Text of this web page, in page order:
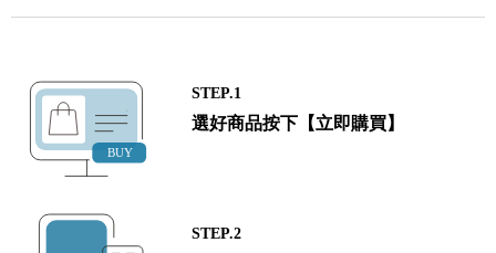
STEP.1
選好商品按下【立即購買】
STEP.2